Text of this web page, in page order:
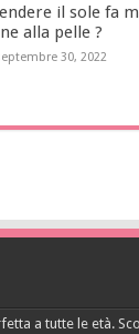
il sole fa
alla pelle ?
30, 2022
a tutte le età.